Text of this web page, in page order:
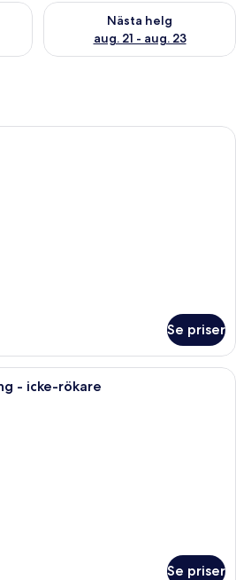
för den här helgen aug. 14 - aug.
Nästa helg
aug. 21 - aug. 23
Kontrollera tillgängligheten
Ett litet hotellrum med en säng, ett
Se priser
Ett hotellrum med en säng, ett
- icke-rökare
Se priser